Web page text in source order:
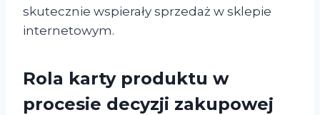
skutecznie wspierały sprzedaż w sklepie
internetowym.
Rola karty produktu w
procesie decyzji zakupowej